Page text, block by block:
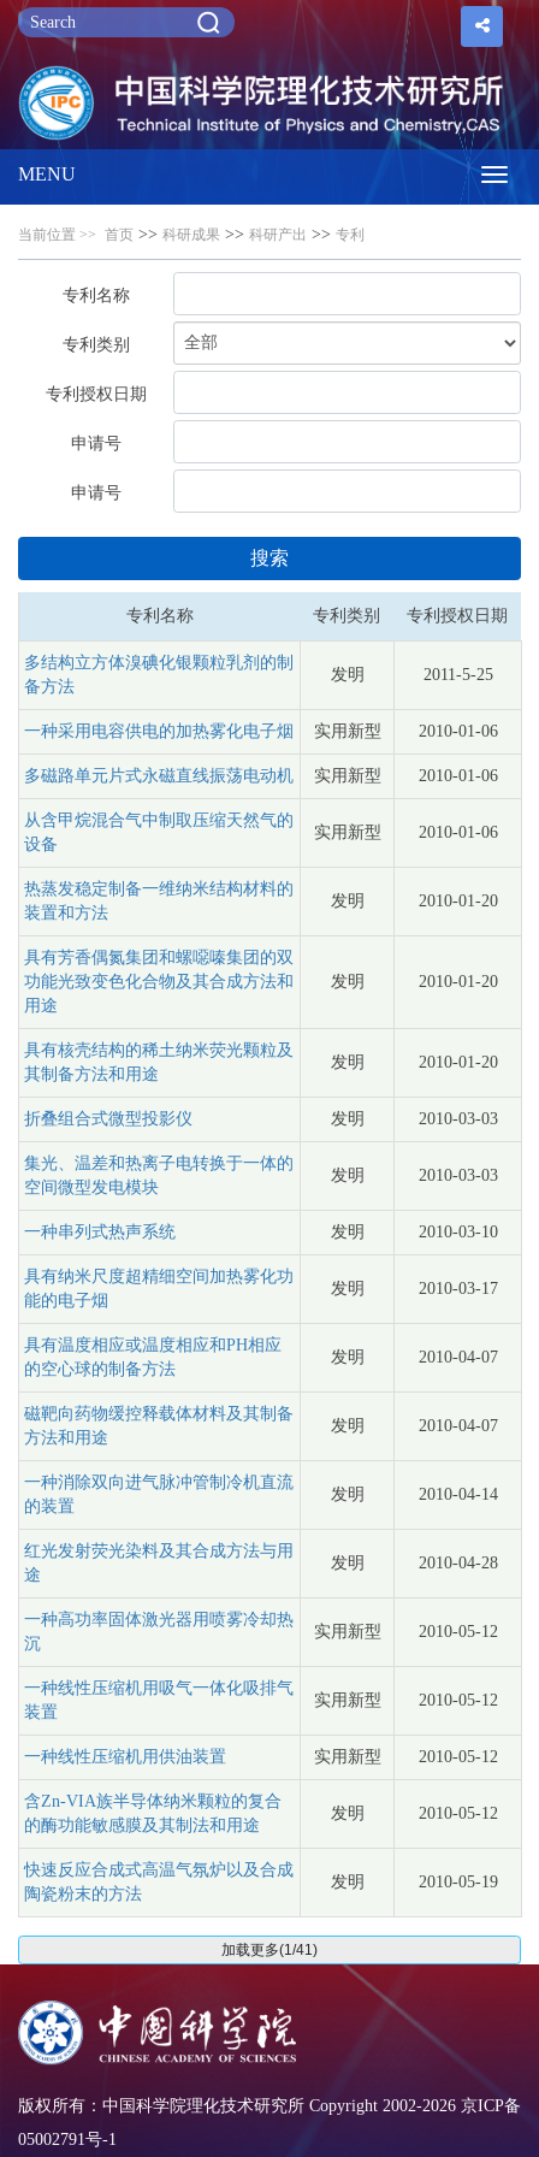
MENU
当前位置 >> 首页 >> 科研成果 >> 科研产出 >> 专利
专利名称
专利类别
专利授权日期
申请号
申请号
搜索
专利名称 专利类别 专利授权日期
多结构立方体溴碘化银颗粒乳剂的制
备方法
发明 2011-5-25
一种采用电容供电的加热雾化电子烟 实用新型 2010-01-06
多磁路单元片式永磁直线振荡电动机 实用新型 2010-01-06
从含甲烷混合气中制取压缩天然气的
设备
实用新型 2010-01-06
热蒸发稳定制备一维纳米结构材料的
装置和方法
发明 2010-01-20
具有芳香偶氮集团和螺噁嗪集团的双
功能光致变色化合物及其合成方法和
用途
发明 2010-01-20
具有核壳结构的稀土纳米荧光颗粒及
其制备方法和用途
发明 2010-01-20
折叠组合式微型投影仪 发明 2010-03-03
集光、温差和热离子电转换于一体的
空间微型发电模块
发明 2010-03-03
一种串列式热声系统 发明 2010-03-10
具有纳米尺度超精细空间加热雾化功
能的电子烟
发明 2010-03-17
具有温度相应或温度相应和PH相应
的空心球的制备方法
发明 2010-04-07
磁靶向药物缓控释载体材料及其制备
方法和用途
发明 2010-04-07
一种消除双向进气脉冲管制冷机直流
的装置
发明 2010-04-14
红光发射荧光染料及其合成方法与用
途
发明 2010-04-28
一种高功率固体激光器用喷雾冷却热
沉
实用新型 2010-05-12
一种线性压缩机用吸气一体化吸排气
装置
实用新型 2010-05-12
一种线性压缩机用供油装置 实用新型 2010-05-12
含Zn-VIA族半导体纳米颗粒的复合
的酶功能敏感膜及其制法和用途
发明 2010-05-12
快速反应合成式高温气氛炉以及合成
陶瓷粉末的方法
发明 2010-05-19
加载更多(1/41)
版权所有：中国科学院理化技术研究所 Copyright 2002-2026 京ICP备
05002791号-1